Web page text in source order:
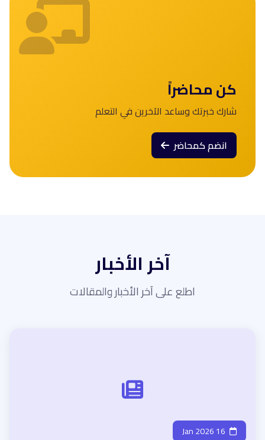
كن محاضراً
شارك خبرتك وساعد الآخرين في التعلم
انضم كمحاضر
آخر الأخبار
اطلع على آخر الأخبار والمقالات